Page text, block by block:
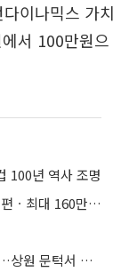
이나믹스 가치
서 100만원으
100년 역사 조명
현대차, ‘2027 아이오닉 5’ 출시⋯트림 개편ㆍ최대 160만원 인하
美 클래리티 법안 연내 통과 가능성 13%…상원 문턱서 제동